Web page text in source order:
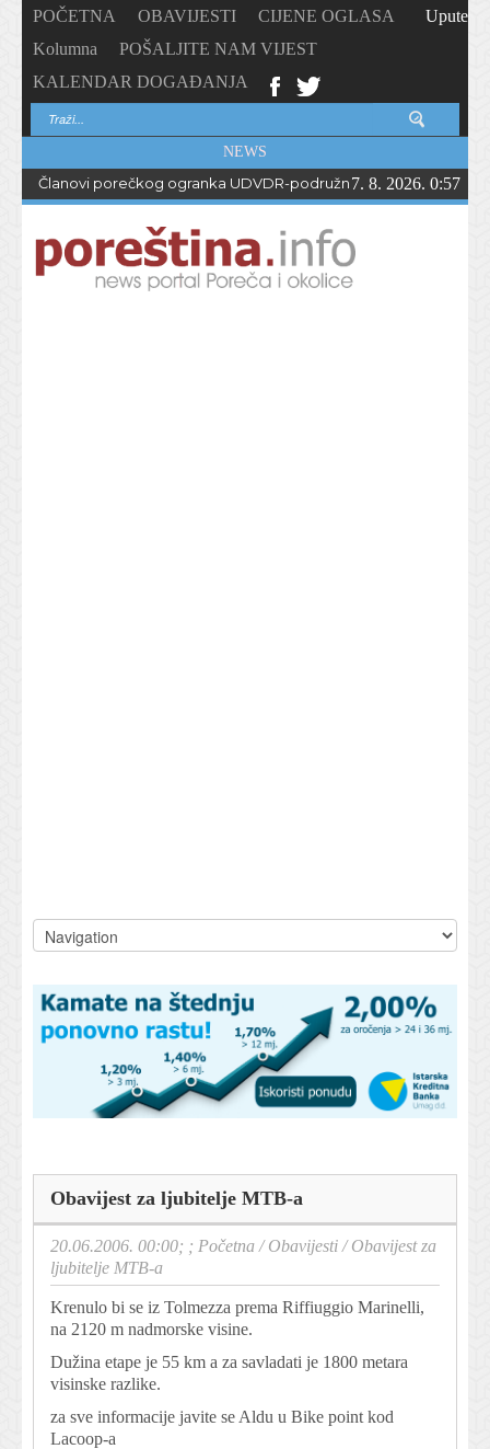
POČETNA OBAVIJESTI
CIJENE OGLASA
Kolumna
POŠALJITE NAM VIJEST
KALENDAR DOGAĐANJA
Upute
NEWS
Članovi porečkog ogranka UDVDR-podružnice Istarske
7. 8. 2026. 0:57
Obavijest za ljubitelje MTB-a
20.06.2006. 00:00; ; Početna /Obavijesti /Obavijest za
ljubitelje MTB-a
Krenulo bi se iz Tolmezza prema Riffiuggio Marinelli,
na 2120 m nadmorske visine.
Dužina etape je 55 km a za savladati je 1800 metara
visinske razlike.
za sve informacije javite se Aldu u Bike point kod
Lacoop-a